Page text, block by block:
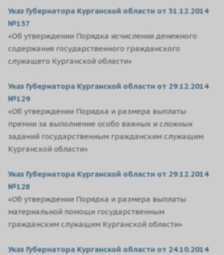
Указ Губернатора Курганской области от 31.12.2014
№137
«Об утверждении Порядка исчисления денежного
содержания государственного гражданского
служащего Курганской области»
Указ Губернатора Курганской области от 29.12.2014
№129
«Об утверждении Порядка и размера выплаты
премии за выполнение особо важных и сложных
заданий государственным гражданским служащим
Курганской области»
Указ Губернатора Курганской области от 29.12.2014
№128
«Об утверждении Порядка и размера выплаты
материальной помощи государственным
гражданским служащим Курганской области»
Указ Губернатора Курганской области от 24.10.2014